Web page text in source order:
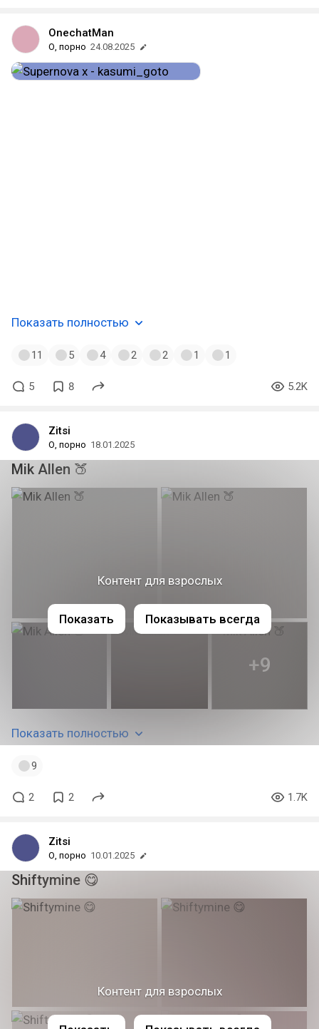
OnechatMan
О, порно 24.08.2025
Показать полностью
11 5 4 2 2 1 1
5 8 5.2K
Zitsi
О, порно 18.01.2025
Mik Allen 🍑
+9
Показать полностью
Контент для взрослых
Показать Показывать всегда
9
2 2 1.7K
Zitsi
О, порно 10.01.2025
Shiftymine 😋
Контент для взрослых